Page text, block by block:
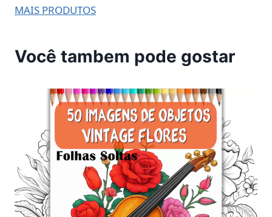
MAIS PRODUTOS
Você tambem pode gostar